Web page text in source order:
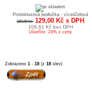
Protiskluzová podložka - víceúčelová
169,00 Kč 129,00 Kč s DPH
106,61 Kč bez DPH
Ušetříte: 24% z ceny
Zobrazeno 1- 18(z 18slev)